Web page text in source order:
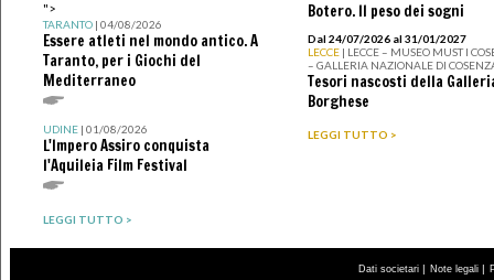
">
TARANTO| 04/08/2026
Essere atleti nel mondo antico. A
Taranto, per i Giochi del
Mediterraneo
UDINE| 01/08/2026
L'Impero Assiro conquista
l'Aquileia Film Festival
LEGGI TUTTO >
Botero. Il peso dei sogni
Dal 24/07/2026 al 31/01/2027
LECCE | LECCE – MUSEO MUST I
– GALLERIA NAZIONALE DI
Tesori nascosti della
Borghese
LEGGI TUTTO >
Dati societari | Note legali |